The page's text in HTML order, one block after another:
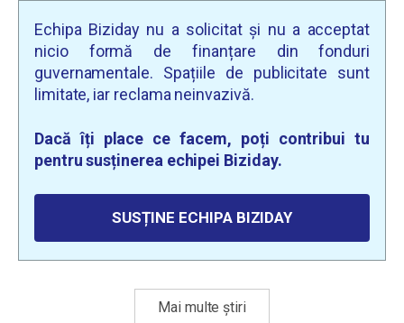
Echipa Biziday nu a solicitat și nu a acceptat
nicio formă de finanțare din fonduri
guvernamentale. Spațiile de publicitate sunt
limitate, iar reclama neinvazivă.
Dacă îți place ce facem, poți contribui tu
pentru susținerea echipei Biziday.
SUSȚINE ECHIPA BIZIDAY
Mai multe știri